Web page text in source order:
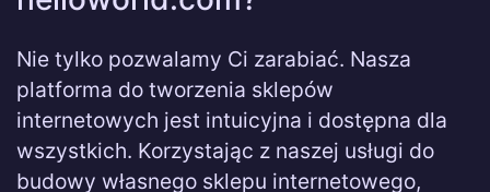
Nie tylko pozwalamy Ci zarabiać. Nasza
platforma do tworzenia sklepów
internetowych jest intuicyjna i dostępna dla
wszystkich. Korzystając z naszej usługi do
budowy własnego sklepu internetowego,